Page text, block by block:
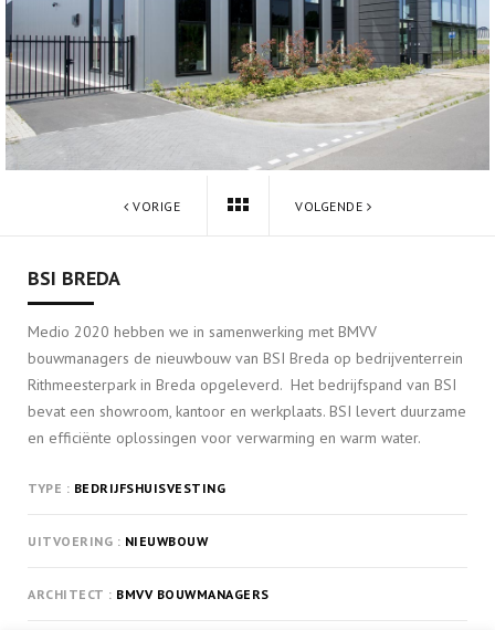
VORIGE VOLGENDE
BSI BREDA
Medio 2020 hebben we in samenwerking met BMVV
bouwmanagers de nieuwbouw van BSI Breda op bedrijventerrein
Rithmeesterpark in Breda opgeleverd. Het bedrijfspand van BSI
bevat een showroom, kantoor en werkplaats. BSI levert duurzame
en efficiënte oplossingen voor verwarming en warm water.
TYPE BEDRIJFSHUISVESTING
UITVOERING NIEUWBOUW
ARCHITECT BMVV BOUWMANAGERS